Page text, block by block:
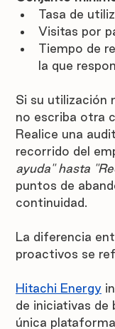
Tasa de
Visitas por
Tiempo de
la que
Si su utilización
no escriba otra
Realice una
recorrido del
ayuda" hasta
puntos de
continuidad.
La diferencia
proactivos se
Hitachi Energy
de iniciativas de
única